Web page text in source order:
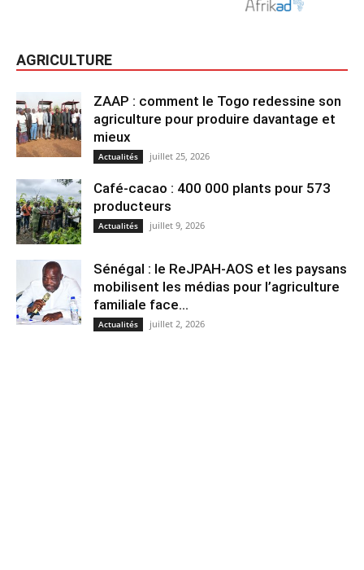
AGRICULTURE
ZAAP : comment le Togo redessine son
agriculture pour produire davantage et
mieux
Actualités juillet 25, 2026
Café-cacao : 400 000 plants pour 573
producteurs
Actualités juillet 9, 2026
Sénégal : le ReJPAH-AOS et les paysans
mobilisent les médias pour l’agriculture
familiale face...
Actualités juillet 2, 2026